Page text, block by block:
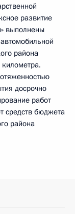
развитие
выполнены
района
досрочно
работ
средств бюджета
района